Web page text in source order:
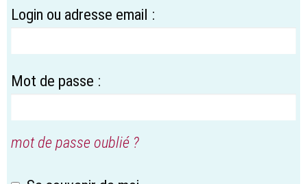
Login ou adresse email :
Mot de passe :
mot de passe oublié ?